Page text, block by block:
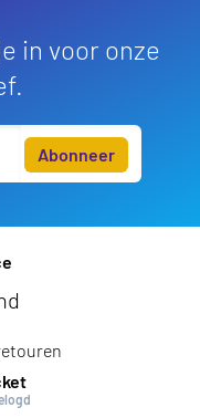
in voor onze
Abonneer